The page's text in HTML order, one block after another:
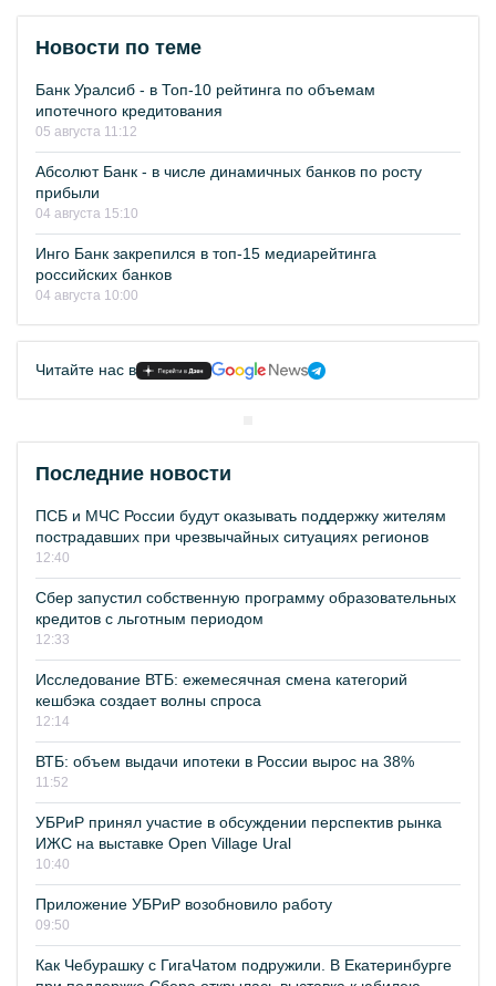
Новости по теме
Банк Уралсиб - в Топ-10 рейтинга по объемам
ипотечного кредитования
05 августа 11:12
Абсолют Банк - в числе динамичных банков по росту
прибыли
04 августа 15:10
Инго Банк закрепился в топ-15 медиарейтинга
российских банков
04 августа 10:00
Читайте нас в
Последние новости
ПСБ и МЧС России будут оказывать поддержку жителям
пострадавших при чрезвычайных ситуациях регионов
12:40
Сбер запустил собственную программу образовательных
кредитов с льготным периодом
12:33
Исследование ВТБ: ежемесячная смена категорий
кешбэка создает волны спроса
12:14
ВТБ: объем выдачи ипотеки в России вырос на 38%
11:52
УБРиР принял участие в обсуждении перспектив рынка
ИЖС на выставке Open Village Ural
10:40
Приложение УБРиР возобновило работу
09:50
Как Чебурашку с ГигаЧатом подружили. В Екатеринбурге